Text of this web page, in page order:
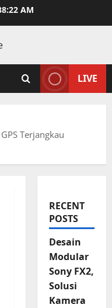
AM
LIVE
Terjangkau
RECENT
POSTS
Desain
Modular
Sony FX2,
Solusi
Kamera